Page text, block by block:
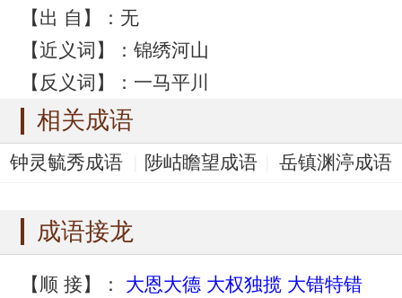
【出 自】：无
【近义词】：锦绣河山
【反义词】：一马平川
相关成语
钟灵毓秀成语 陟岵瞻望成语
岳镇渊渟成语
成语接龙
【顺 接】： 大恩大德 大权独揽 大错特错